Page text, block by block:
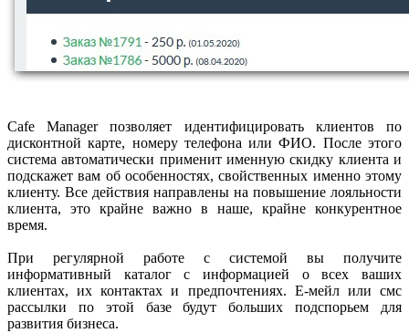
Cafe Manager позволяет идентифицировать клиентов по
дисконтной карте, номеру телефона или ФИО. После этого
система автоматически применит именную скидку клиента и
подскажет вам об особенностях, свойственных именно этому
клиенту. Все действия направлены на повышение лояльности
клиента, это крайне важно в наше, крайне конкурентное
время.
При регулярной работе с системой вы получите
информативный каталог с информацией о всех ваших
клиентах, их контактах и предпочтениях. Е-мейл или смс
рассылки по этой базе будут больших подспорьем для
развития бизнеса.